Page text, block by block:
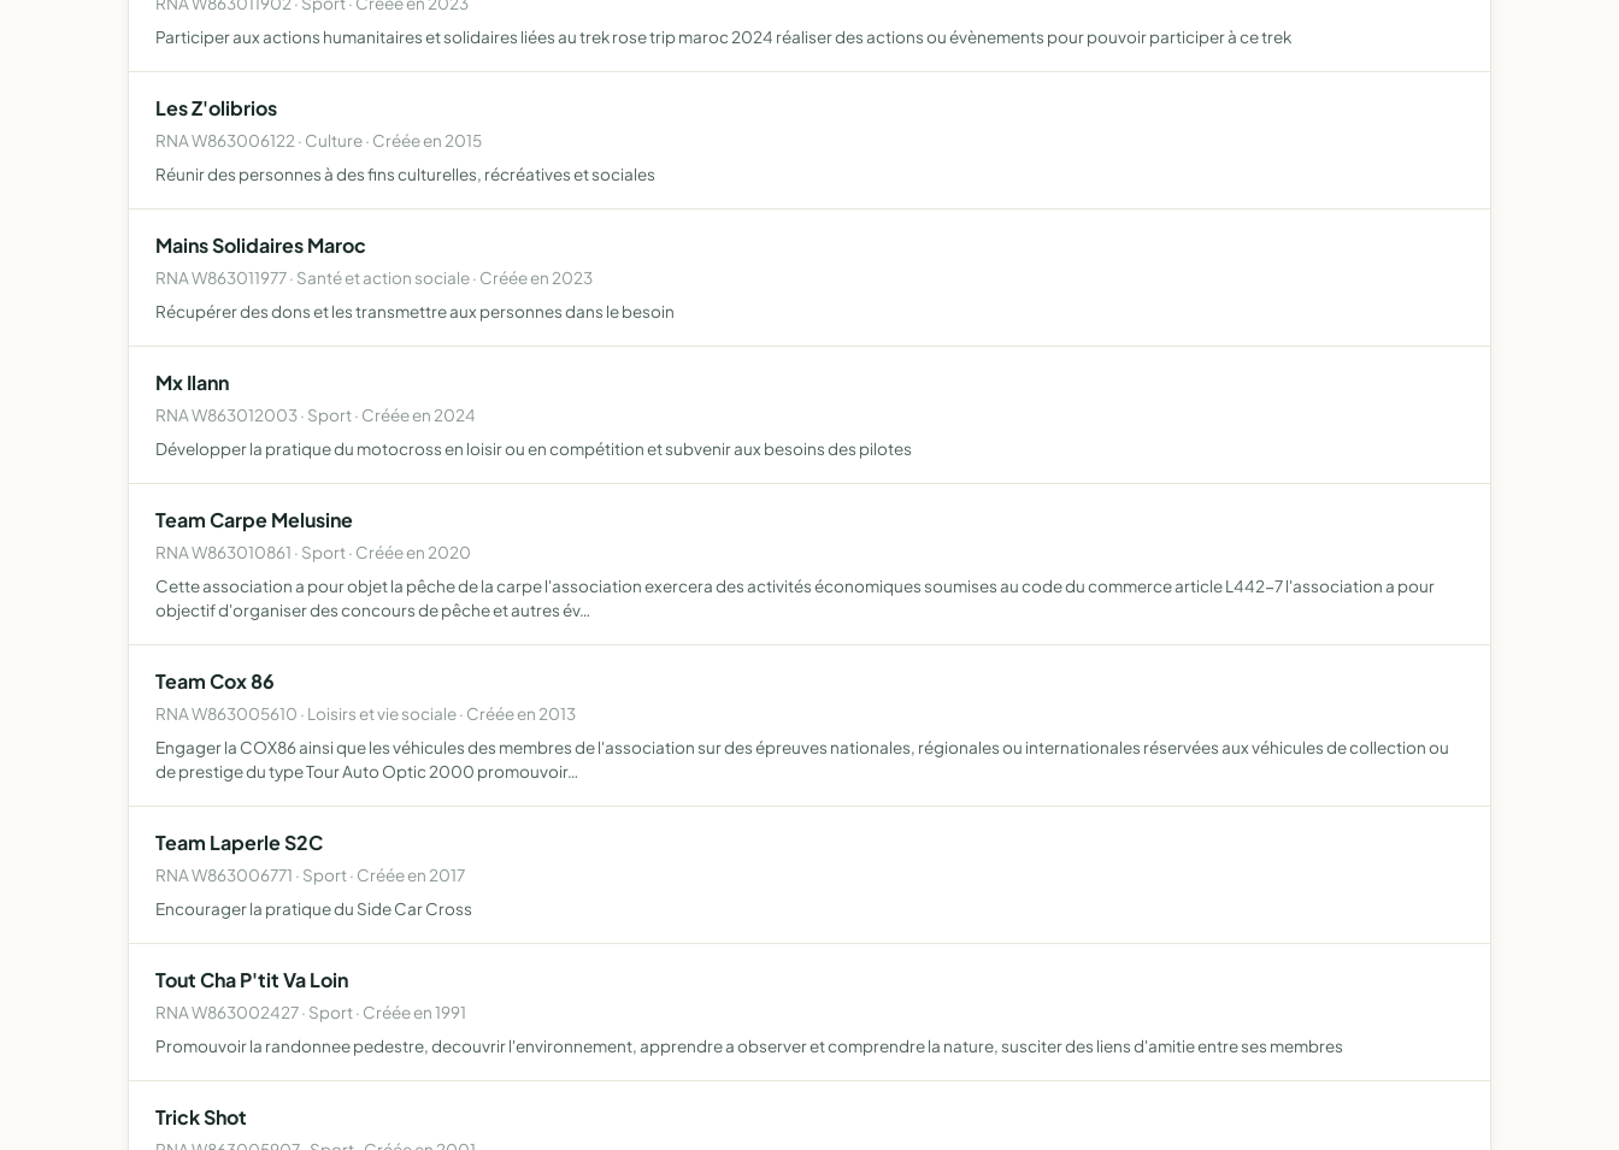
Participer aux actions humanitaires et solidaires liées au trek rose trip maroc 2024 réaliser des actions ou évènements pour pouvoir participer à ce trek
Les Z'olibrios
RNA W863006122 · Culture · Créée en 2015
Réunir des personnes à des fins culturelles, récréatives et sociales
Mains Solidaires Maroc
RNA W863011977 · Santé et action sociale · Créée en 2023
Récupérer des dons et les transmettre aux personnes dans le besoin
Mx Ilann
RNA W863012003 · Sport · Créée en 2024
Développer la pratique du motocross en loisir ou en compétition et subvenir aux besoins des pilotes
Team Carpe Melusine
RNA W863010861 · Sport · Créée en 2020
Cette association a pour objet la pêche de la carpe l'association exercera des activités économiques soumises au code du commerce article L442-7 l'association a pour
objectif d'organiser des concours de pêche et autres év…
Team Cox 86
RNA W863005610 · Loisirs et vie sociale · Créée en 2013
Engager la COX86 ainsi que les véhicules des membres de l'association sur des épreuves nationales, régionales ou internationales réservées aux véhicules de collection ou
de prestige du type Tour Auto Optic 2000 promouvoir…
Team Laperle S2C
RNA W863006771 · Sport · Créée en 2017
Encourager la pratique du Side Car Cross
Tout Cha P'tit Va Loin
RNA W863002427 · Sport · Créée en 1991
Promouvoir la randonnee pedestre, decouvrir l'environnement, apprendre a observer et comprendre la nature, susciter des liens d'amitie entre ses membres
Trick Shot